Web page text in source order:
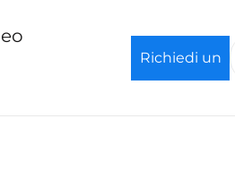
Richiedi un